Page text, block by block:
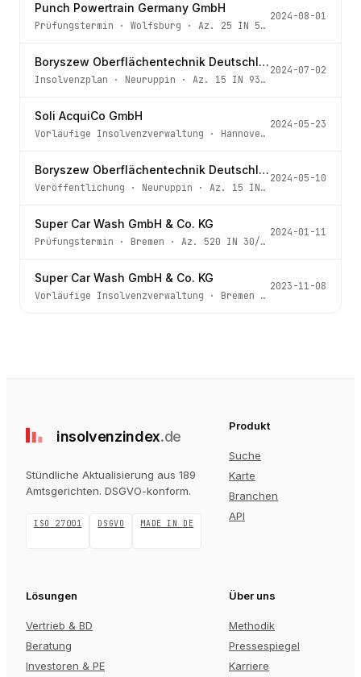
Punch Powertrain Germany GmbH
Prüfungstermin · Wolfsburg · Az. 25 IN 56/24
2024-08-01
Boryszew Oberflächentechnik Deutschland GmbH
Insolvenzplan · Neuruppin · Az. 15 IN 93/24
2024-07-02
Soli AcquiCo GmbH
Vorläufige Insolvenzverwaltung · Hannover
2024-05-23
Boryszew Oberflächentechnik Deutschland GmbH
Veröffentlichung · Neuruppin · Az. 15 IN 93/24
2024-05-10
Super Car Wash GmbH & Co. KG
Prüfungstermin · Bremen · Az. 520 IN 30/23
2024-01-11
Super Car Wash GmbH & Co. KG
Vorläufige Insolvenzverwaltung · Bremen
2023-11-08
insolvenzindex.de
Stündliche Aktualisierung aus 189
Amtsgerichten. DSGVO-konform.
ISO 27001 DSGVO MADE IN DE
Produkt
Suche
Karte
Branchen
API
Lösungen
Vertrieb & BD
Beratung
Investoren & PE
Über uns
Methodik
Pressespiegel
Karriere